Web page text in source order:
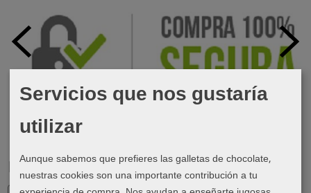
Marcas
Servicios que nos gustaría
utilizar
Aunque sabemos que prefieres las galletas de chocolate,
nuestras cookies son una importante contribución a tu